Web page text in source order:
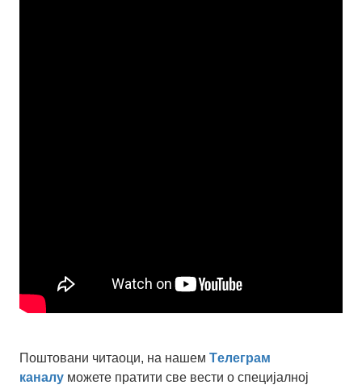
Поштовани читаоци, на нашем Tелеграм
каналу можете пратити све вести о специјалној